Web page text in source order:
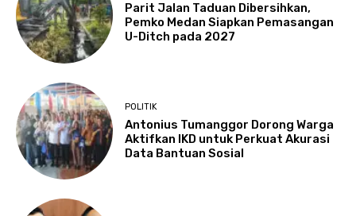
Parit Jalan Taduan Dibersihkan,
Pemko Medan Siapkan Pemasangan
U-Ditch pada 2027
POLITIK
Antonius Tumanggor Dorong Warga
Aktifkan IKD untuk Perkuat Akurasi
Data Bantuan Sosial